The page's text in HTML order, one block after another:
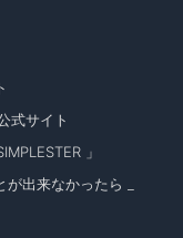
式サイト
」
出来なかったら _